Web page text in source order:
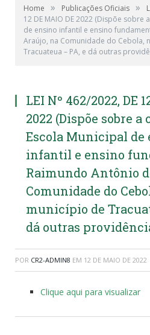
Home » Publicações Oficiais »
12 DE MAIO DE 2022 (Dispõe sobre
de ensino infantil e ensino
Araújo, na Comunidade do Cebola,
Tracuateua – PA, e dá outras
LEI Nº 462/2022, DE
2022 (Dispõe sobre a
Escola Municipal de
infantil e ensino
Raimundo Antônio
Comunidade do
município de
dá outras
POR CR2-ADMIN8 EM 12 DE MAIO DE 2022
Clique aqui para visualizar